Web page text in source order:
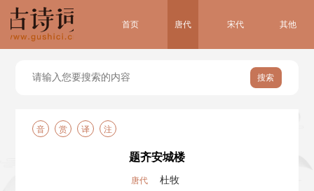
首页 唐代 宋代 其他
搜索
音 赏 译 注
题齐安城楼
唐代 杜牧